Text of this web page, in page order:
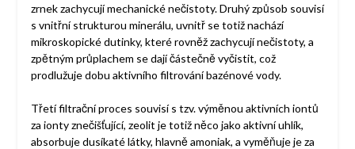
zrnek zachycují mechanické nečistoty. Druhý způsob souvisí
s vnitřní strukturou minerálu, uvnitř se totiž nachází
mikroskopické dutinky, které rovněž zachycují nečistoty, a
zpětným průplachem se dají částečně vyčistit, což
prodlužuje dobu aktivního filtrování bazénové vody.
Třetí filtrační proces souvisí s tzv. výměnou aktivních iontů
za ionty znečišťující, zeolit je totiž něco jako aktivní uhlík,
absorbuje dusíkaté látky, hlavně amoniak, a vyměňuje je za